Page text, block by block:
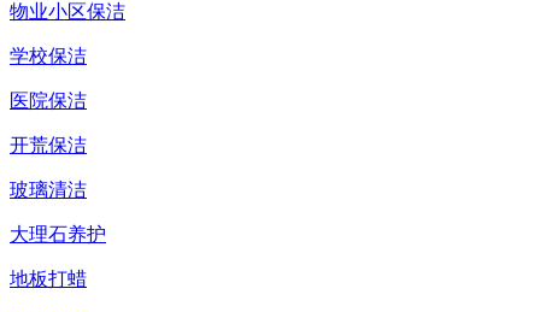
物业小区保洁
学校保洁
医院保洁
开荒保洁
玻璃清洁
大理石养护
地板打蜡